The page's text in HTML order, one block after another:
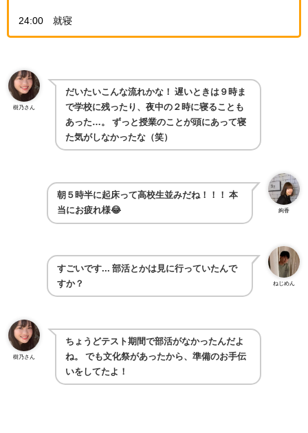
24:00 就寝
樹乃さん
だいたいこんな流れかな！
遅いときは９時ま
で学校に残ったり、夜中の２時に寝ることも
あった…。
ずっと授業のことが頭にあって寝
た気がしなかったな（笑）
絢香
朝５時半に起床って高校生並みだね！！！
本
当にお疲れ様😂
ねじめん
すごいです... 部活とかは見に行っていたんで
すか？
樹乃さん
ちょうどテスト期間で部活がなかったんだよ
ね。
でも文化祭があったから、準備のお手伝
いをしてたよ！